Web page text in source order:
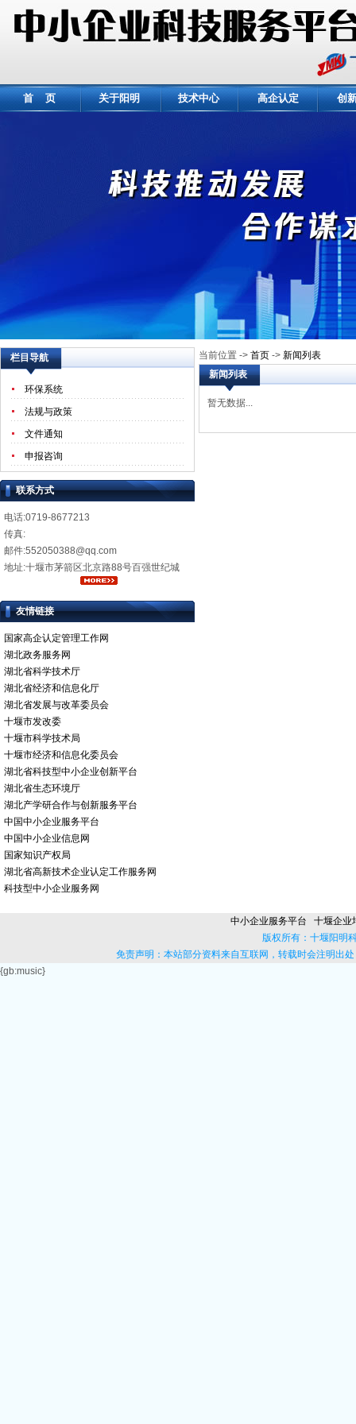
首 页 关于阳明 技术中心 高企认定 创
栏目导航
环保系统
法规与政策
文件通知
申报咨询
联系方式
电话:0719-8677213
传真:
邮件:552050388@qq.com
地址:十堰市茅箭区北京路88号百强世纪城
友情链接
国家高企认定管理工作网
湖北政务服务网
湖北省科学技术厅
湖北省经济和信息化厅
湖北省发展与改革委员会
十堰市发改委
十堰市科学技术局
十堰市经济和信息化委员会
湖北省科技型中小企业创新平台
湖北省生态环境厅
湖北产学研合作与创新服务平台
中国中小企业服务平台
中国中小企业信息网
国家知识产权局
湖北省高新技术企业认定工作服务网
科技型中小企业服务网
当前位置 -> 首页 -> 新闻列表
新闻列表
暂无数据...
中小企业服务平台
十堰企业
版权所有：十堰阳明
免责声明：本站部分资料来自互联网，转载时会注明出
{gb:music}